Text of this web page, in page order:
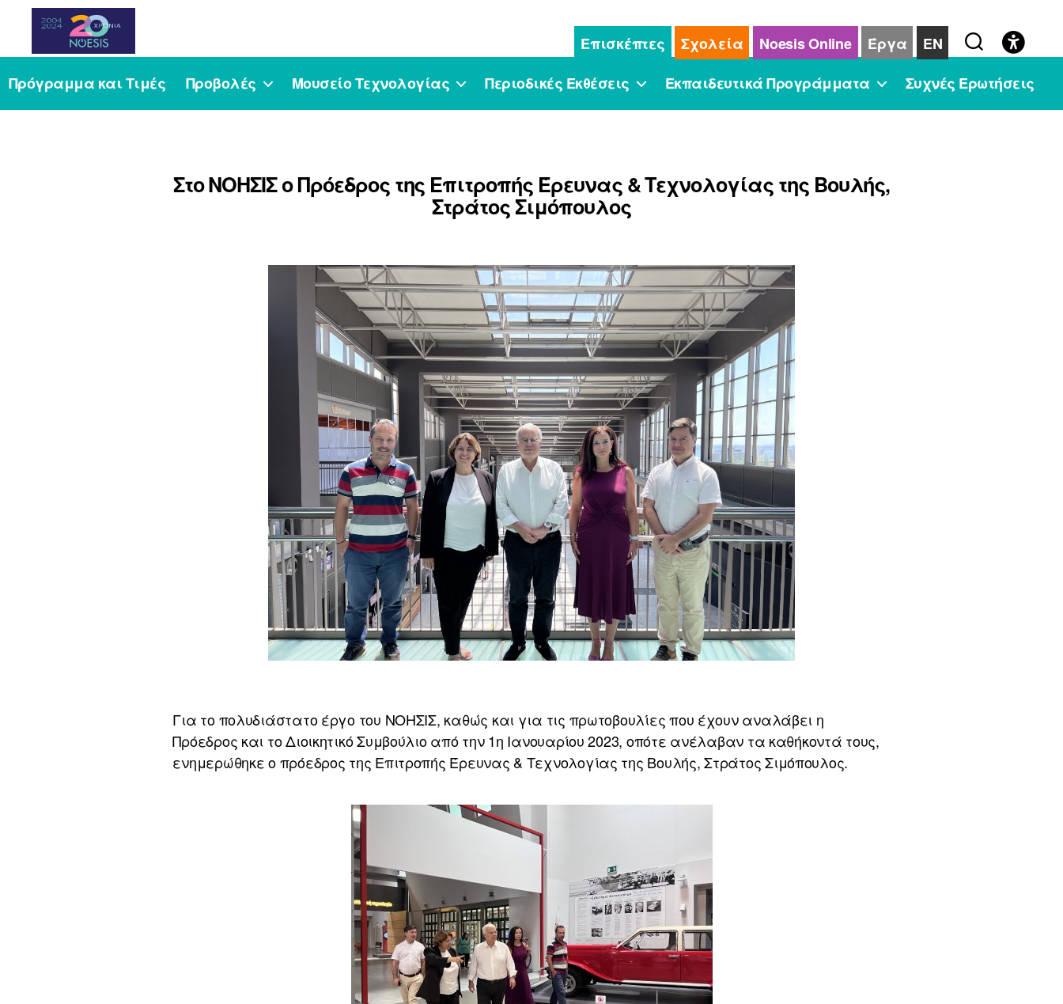
Noesis
Επισκέπτες Σχολεία Noesis Online Έργα
EN
Πρόγραμμα και Τιμές
Προβολές Μουσείο Τεχνολογίας Περιοδικές Εκθέσεις Εκπαιδευτικά Προγράμματα Συχνές Ερωτήσεις
Στο ΝΟΗΣΙΣ ο Πρόεδρος της Επιτροπής Έρευνας & Τεχνολογίας της Βουλής,
Στράτος Σιμόπουλος
Για το πολυδιάστατο έργο του ΝΟΗΣΙΣ, καθώς και για τις πρωτοβουλίες που έχουν αναλάβει η
Πρόεδρος και το Διοικητικό Συμβούλιο από την 1η Ιανουαρίου 2023, οπότε ανέλαβαν τα καθήκοντά τους,
ενημερώθηκε ο πρόεδρος της Επιτροπής Έρευνας & Τεχνολογίας της Βουλής, Στράτος Σιμόπουλος.